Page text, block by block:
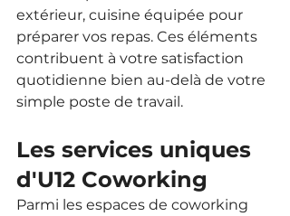
extérieur, cuisine équipée pour
préparer vos repas. Ces éléments
contribuent à votre satisfaction
quotidienne bien au-delà de votre
simple poste de travail.
Les services uniques
d'U12 Coworking
Parmi les espaces de coworking